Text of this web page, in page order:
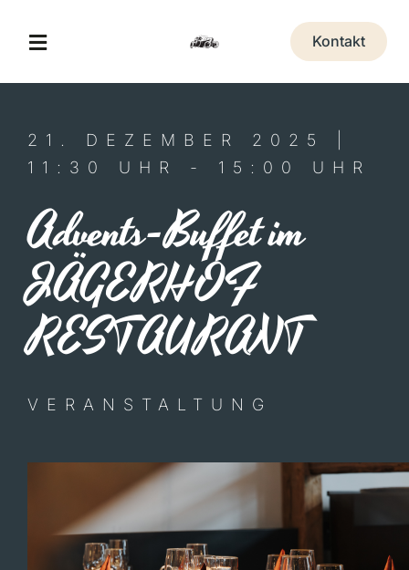
Inhalt
Toggle
Jägerhof Restaurant
Eventlocation
Veranstaltungen
Erlebnis-Gutschein
Kontakt
21. DEZEMBER 2025 |
11:30 UHR - 15:00 UHR
Advents-Buffet im
JÄGERHOF
RESTAURANT
VERANSTALTUNG